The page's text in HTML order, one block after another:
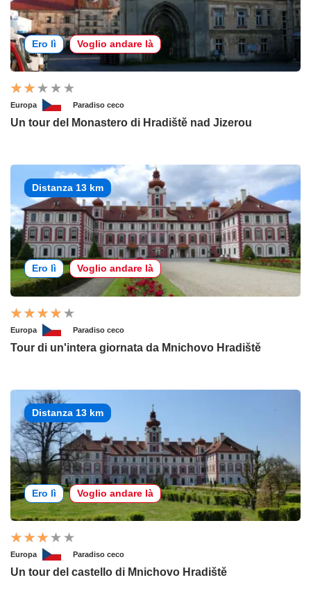
Ero lì Voglio andare là
Europa Paradiso ceco
Un tour del Monastero di Hradiště nad Jizerou
Distanza 13 km
Ero lì Voglio andare là
Europa Paradiso ceco
Tour di un'intera giornata da Mnichovo Hradiště
Distanza 13 km
Ero lì Voglio andare là
Europa Paradiso ceco
Un tour del castello di Mnichovo Hradiště